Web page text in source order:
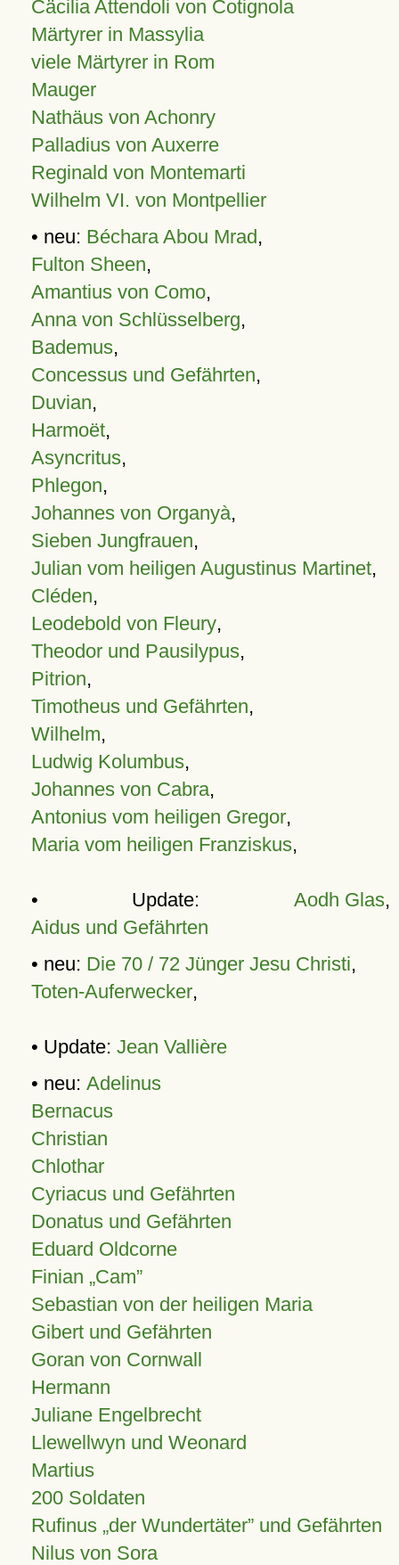
Cäcilia Attendoli von Cotignola
Märtyrer in Massylia
viele Märtyrer in Rom
Mauger
Nathäus von Achonry
Palladius von Auxerre
Reginald von Montemarti
Wilhelm VI. von Montpellier
• neu: Béchara Abou Mrad,
Fulton Sheen,
Amantius von Como,
Anna von Schlüsselberg,
Bademus,
Concessus und Gefährten,
Duvian,
Harmoët,
Asyncritus,
Phlegon,
Johannes von Organyà,
Sieben Jungfrauen,
Julian vom heiligen Augustinus Martinet,
Cléden,
Leodebold von Fleury,
Theodor und Pausilypus,
Pitrion,
Timotheus und Gefährten,
Wilhelm,
Ludwig Kolumbus,
Johannes von Cabra,
Antonius vom heiligen Gregor,
Maria vom heiligen Franziskus,
• Update: Aodh Glas,
Aidus und Gefährten
• neu: Die 70 / 72 Jünger Jesu Christi,
Toten-Auferwecker,
• Update: Jean Vallière
• neu: Adelinus
Bernacus
Christian
Chlothar
Cyriacus und Gefährten
Donatus und Gefährten
Eduard Oldcorne
Finian Cam
Sebastian von der heiligen Maria
Gibert und Gefährten
Goran von Cornwall
Hermann
Juliane Engelbrecht
Llewellwyn und Weonard
Martius
200 Soldaten
Rufinus „der Wundertäter” und Gefährten
Nilus von Sora